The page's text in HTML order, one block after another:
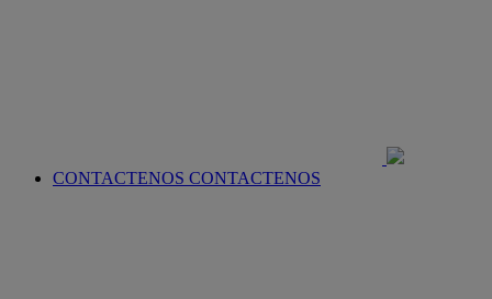
CONTACTENOS CONTACTENOS